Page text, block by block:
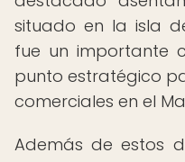
situado en la isla
fue un importante
punto estratégico
comerciales en el
Además de estos